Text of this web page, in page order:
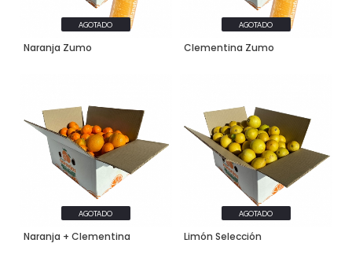
AGOTADO
Naranja Zumo
AGOTADO
Clementina Zumo
AGOTADO
Naranja + Clementina
AGOTADO
Limón Selección